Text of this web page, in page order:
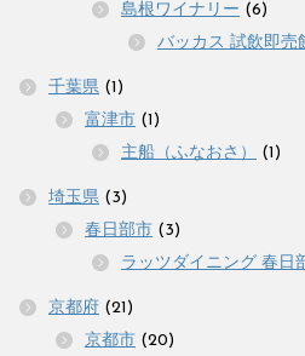
島根ワイナリー (6)
バッカス 試飲即売
千葉県 (1)
富津市 (1)
主船（ふなおさ）
(1)
埼玉県 (3)
春日部市 (3)
ラッツダイニング 春日
京都府 (21)
京都市 (20)